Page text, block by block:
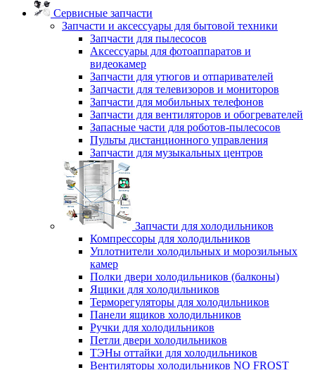
Сервисные запчасти
Запчасти и аксессуары для бытовой техники
Запчасти для пылесосов
Аксессуары для фотоаппаратов и
видеокамер
Запчасти для утюгов и отпаривателей
Запчасти для телевизоров и мониторов
Запчасти для мобильных телефонов
Запчасти для вентиляторов и обогревателей
Запасные части для роботов-пылесосов
Пульты дистанционного управления
Запчасти для музыкальных центров
Запчасти для холодильников
Компрессоры для холодильников
Уплотнители холодильных и морозильных
камер
Полки двери холодильников (балконы)
Ящики для холодильников
Терморегуляторы для холодильников
Панели ящиков холодильников
Ручки для холодильников
Петли двери холодильников
ТЭНы оттайки для холодильников
Вентиляторы холодильников NO FROST